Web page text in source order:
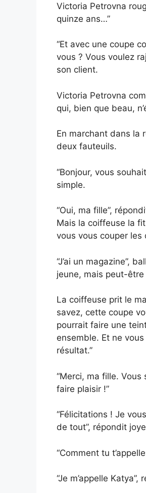
Victoria Petrovna
quinze ans…”
“Et avec une coupe
vous ? Vous voulez
son client.
Victoria Petrovna
qui, bien que beau,
En marchant dans la
deux fauteuils.
“Bonjour, vous
simple.
“Oui, ma fille”,
Mais la coiffeuse la
vous vous couper les
“J’ai un magazine”,
jeune, mais peut-
La coiffeuse prit le
savez, cette coupe
pourrait faire une
ensemble. Et ne
résultat.”
“Merci, ma fille. Vous
faire plaisir !”
“Félicitations ! Je
de tout”, répondit
“Comment tu
“Je m’appelle